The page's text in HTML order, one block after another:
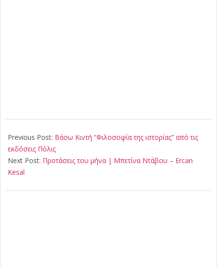
05-
28
Previous Post: Βάσω Κιντή “Φιλοσοφία της ιστορίας” από τις
εκδόσεις Πόλις
Next Post: Προτάσεις του μήνα | Μπετίνα Ντάβου – Ercan
Kesal